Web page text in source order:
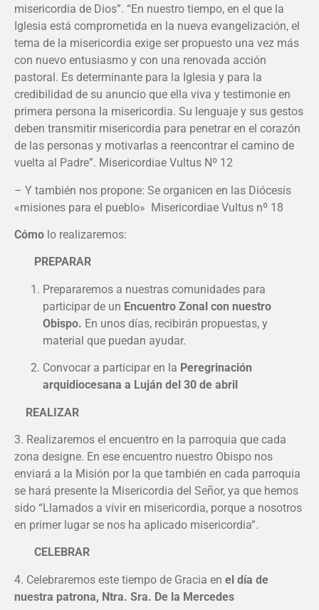
misericordia de Dios”. “En nuestro tiempo, en el que la
Iglesia está comprometida en la nueva evangelización, el
tema de la misericordia exige ser propuesto una vez más
con nuevo entusiasmo y con una renovada acción
pastoral. Es determinante para la Iglesia y para la
credibilidad de su anuncio que ella viva y testimonie en
primera persona la misericordia. Su lenguaje y sus gestos
deben transmitir misericordia para penetrar en el corazón
de las personas y motivarlas a reencontrar el camino de
vuelta al Padre”. Misericordiae Vultus Nº 12
– Y también nos propone: Se organicen en las Diócesis
«misiones para el pueblo» Misericordiae Vultus nº 18
Cómo lo realizaremos:
PREPARAR
Prepararemos a nuestras comunidades para
participar de un Encuentro Zonal con nuestro
Obispo. En unos días, recibirán propuestas, y
material que puedan ayudar.
Convocar a participar en la Peregrinación
arquidiocesana a Luján del 30 de abril
REALIZAR
3. Realizaremos el encuentro en la parroquia que cada
zona designe. En ese encuentro nuestro Obispo nos
enviará a la Misión por la que también en cada parroquia
se hará presente la Misericordia del Señor, ya que hemos
sido “Llamados a vivir en misericordia, porque a nosotros
en primer lugar se nos ha aplicado misericordia”.
CELEBRAR
4. Celebraremos este tiempo de Gracia en el día de
nuestra patrona, Ntra. Sra. De la Mercedes